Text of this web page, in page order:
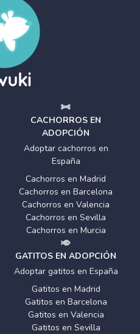
CACHORROS EN
ADOPCIÓN
Adoptar cachorros en
España
Cachorros en Madrid
Cachorros en Barcelona
Cachorros en Valencia
Cachorros en Sevilla
Cachorros en Murcia
GATITOS EN ADOPCIÓN
Adoptar gatitos en España
Gatitos en Madrid
Gatitos en Barcelona
Gatitos en Valencia
Gatitos en Sevilla